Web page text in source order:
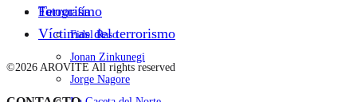
Fotografía
Fidel Raso
Jonan Zinkunegi
Jorge Nagore
Terrorismo
Víctimas del terrorismo
©2026 AROVITE All rights reserved